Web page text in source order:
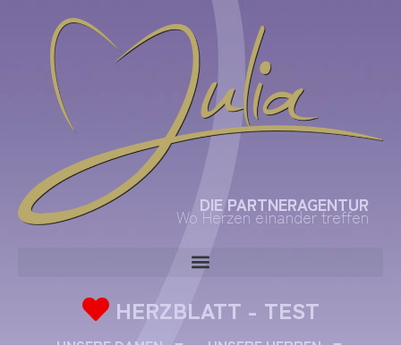
Wo Herzen einander treffen
DIE PARTNERAGENTUR
HERZBLATT - TEST